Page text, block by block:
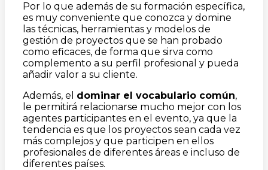
Por lo que además de su formación específica,
es muy conveniente que conozca y domine
las técnicas, herramientas y modelos de
gestión de proyectos que se han probado
como eficaces, de forma que sirva como
complemento a su perfil profesional y pueda
añadir valor a su cliente.
Además, el dominar el vocabulario común,
le permitirá relacionarse mucho mejor con los
agentes participantes en el evento, ya que la
tendencia es que los proyectos sean cada vez
más complejos y que participen en ellos
profesionales de diferentes áreas e incluso de
diferentes países.